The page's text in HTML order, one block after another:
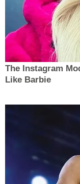
The Instagram
Like Barbie